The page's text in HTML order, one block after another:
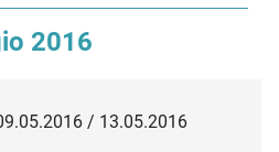
2016
/ 13.05.2016